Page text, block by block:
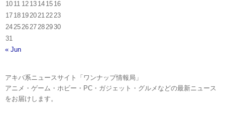
10 11 12 13 14 15 16
17 18 1920212223
24252627282930
31
« Jun
アキバ系ニュースサイト「ワンナップ情報局」
アニメ・ゲーム・ホビー・PC・ガジェット・グルメなどの最新ニュース
をお届けします。